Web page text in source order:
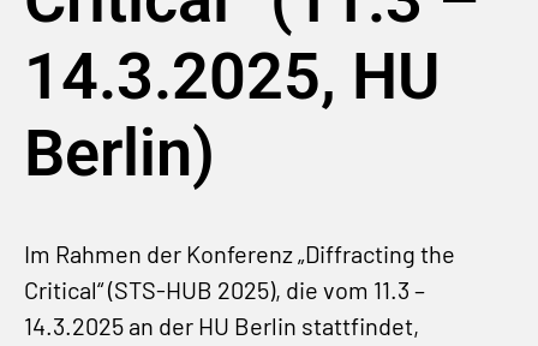
14.3.2025, HU
Berlin)
Im Rahmen der Konferenz „Diffracting the
Critical“ (STS-HUB 2025), die vom 11.3 –
14.3.2025 an der HU Berlin stattfindet,